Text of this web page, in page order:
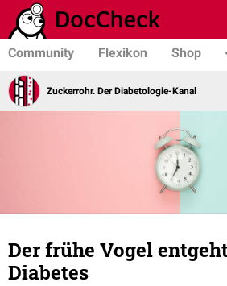
Community Flexikon Shop
Zuckerrohr. Der Diabetologie-Kanal
Der frühe Vogel
Diabetes